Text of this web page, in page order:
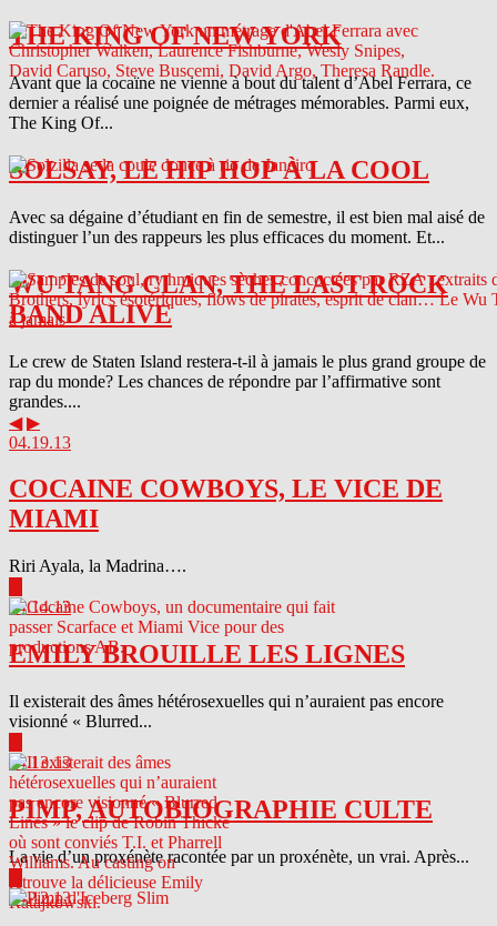
THE KING OF NEW YORK
Avant que la cocaïne ne vienne à bout du talent d’Abel Ferrara, ce
dernier a réalisé une poignée de métrages mémorables. Parmi eux,
The King Of...
SOLSAY, LE HIP HOP À LA COOL
Avec sa dégaine d’étudiant en fin de semestre, il est bien mal aisé de
distinguer l’un des rappeurs les plus efficaces du moment. Et...
WU TANG CLAN, THE LAST ROCK
BAND ALIVE
Le crew de Staten Island restera-t-il à jamais le plus grand groupe de
rap du monde? Les chances de répondre par l’affirmative sont
grandes....
◀ ▶
04.19.13
COCAINE COWBOYS, LE VICE DE
MIAMI
Riri Ayala, la Madrina….
04.14.13
EMILY BROUILLE LES LIGNES
Il existerait des âmes hétérosexuelles qui n’auraient pas encore
visionné « Blurred...
04.13.13
PIMP, AUTOBIOGRAPHIE CULTE
La vie d’un proxénète racontée par un proxénète, un vrai. Après...
04.12.13